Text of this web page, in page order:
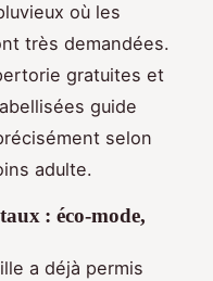
où les
très demandées.
gratuites et
guide
selon
adulte.
: éco-mode,
a déjà permis